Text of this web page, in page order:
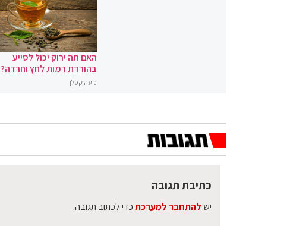
האם תה ירוק יכול לסייע
בהורדת רמות לחץ וחרדה?
נועה קפלן
כתיבת תגובה
יש להתחבר למערכתכדי לכתוב תגובה.